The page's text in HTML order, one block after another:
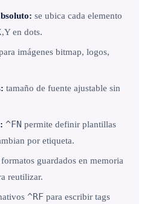
se ubica cada elemento
en dots.
imágenes bitmap, logos,
tamaño de fuente ajustable sin
^FN permite definir plantillas
por etiqueta.
formatos guardados en memoria
reutilizar.
^RF para escribir tags